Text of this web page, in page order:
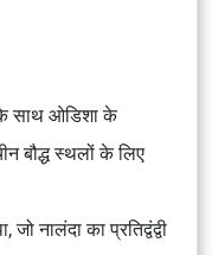
के साथ ओडिशा के
बौद्ध स्थलों के लिए
नालंदा का प्रतिद्वंद्वी